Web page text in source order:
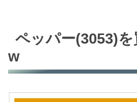
ペッパー(3053)
w